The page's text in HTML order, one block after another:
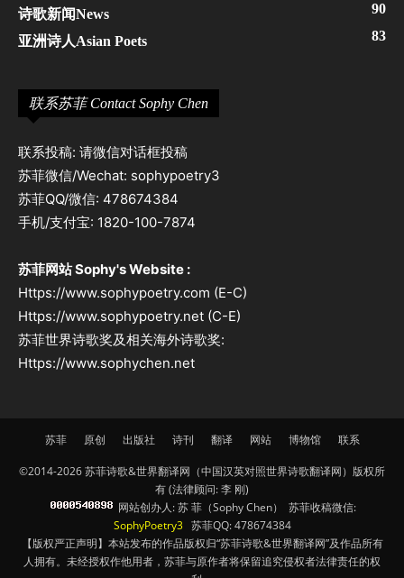
诗歌新闻News 90
亚洲诗人Asian Poets 83
联系苏菲 Contact Sophy Chen
联系投稿: 请微信对话框投稿
苏菲微信/Wechat: sophypoetry3
苏菲QQ/微信: 478674384
手机/支付宝: 1820-100-7874
苏菲网站 Sophy's Website :
Https://www.sophypoetry.com (E-C)
Https://www.sophypoetry.net (C-E)
苏菲世界诗歌奖及相关海外诗歌奖:
Https://www.sophychen.net
苏菲 原创 出版社 诗刊 翻译 网站 博物馆 联系
©2014-2026 苏菲诗歌&世界翻译网（中国汉英对照世界诗歌翻译网）版权所
有 (法律顾问: 李 刚)
网站创办人: 苏 菲（Sophy Chen） 苏菲收稿微信:
SophyPoetry3苏菲QQ: 478674384
【版权严正声明】本站发布的作品版权归“苏菲诗歌&世界翻译网”及作品所有
人拥有。未经授权作他用者，苏菲与原作者将保留追究侵权者法律责任的权